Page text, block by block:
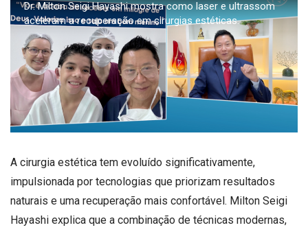
Dr. Milton Seigi Hayashi mostra como laser e ultrassom
aceleram a recuperação em cirurgias estéticas.
A cirurgia estética tem evoluído significativamente,
impulsionada por tecnologias que priorizam resultados
naturais e uma recuperação mais confortável. Milton Seigi
Hayashi explica que a combinação de técnicas modernas,